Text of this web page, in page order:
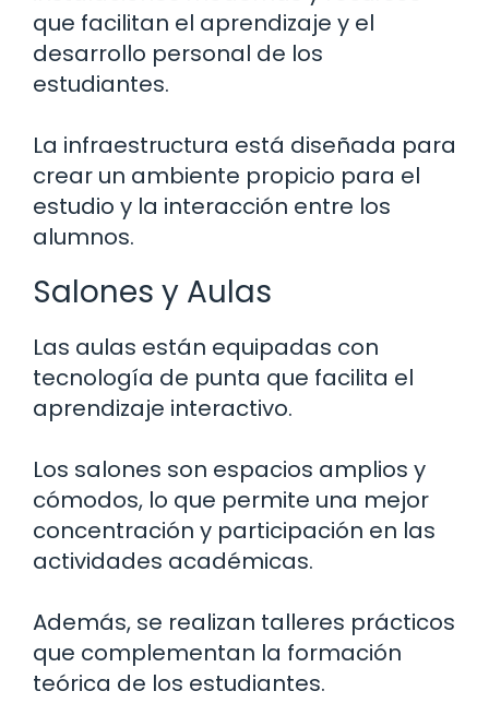
que facilitan el aprendizaje y el
desarrollo personal de los
estudiantes.
La infraestructura está diseñada para
crear un ambiente propicio para el
estudio y la interacción entre los
alumnos.
Salones y Aulas
Las aulas están equipadas con
tecnología de punta que facilita el
aprendizaje interactivo.
Los salones son espacios amplios y
cómodos, lo que permite una mejor
concentración y participación en las
actividades académicas.
Además, se realizan talleres prácticos
que complementan la formación
teórica de los estudiantes.